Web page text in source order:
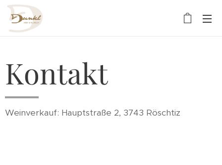
Kontakt
Weinverkauf: Hauptstraße 2, 3743 Röschtiz